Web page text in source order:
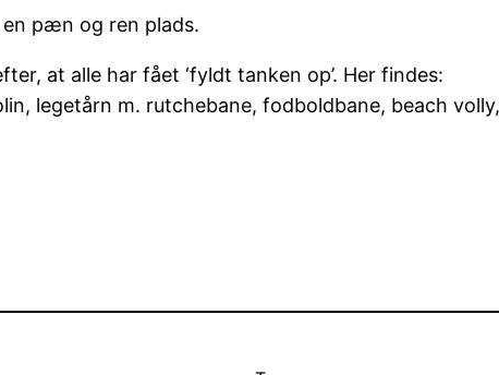
pæn og ren plads.
at alle har fået ‘fyldt tanken op’. Her findes:
legetårn m. rutchebane, fodboldbane, beach